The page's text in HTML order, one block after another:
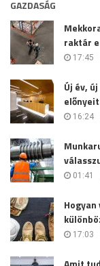
GAZDASÁG
raktár
17:45
Új év,
16:24
01:41
17:03